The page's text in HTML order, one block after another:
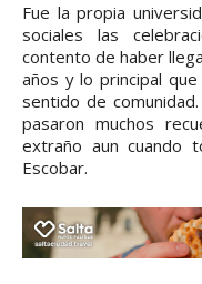
Fue la propia
sociales las
contento de haber
años y lo principal
sentido de
pasaron muchos
extraño aun cuando
Escobar.